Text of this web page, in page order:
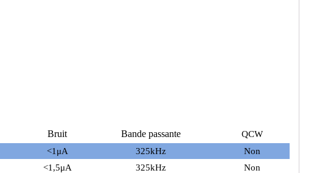
Bruit Bande passante
QCW
<1μA 325kHz
Non
<1,5μA 325kHz
Non